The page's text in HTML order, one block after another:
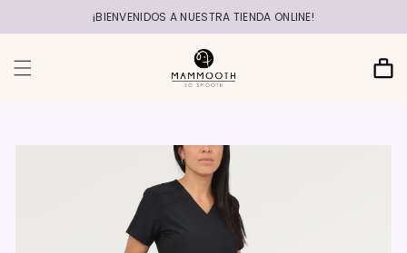
contenido
¡BIENVENIDOS A NUESTRA TIENDA ONLINE!
Carrito